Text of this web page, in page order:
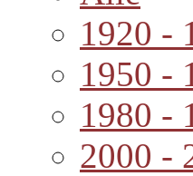
1920 -
1950 -
1980 -
2000 -